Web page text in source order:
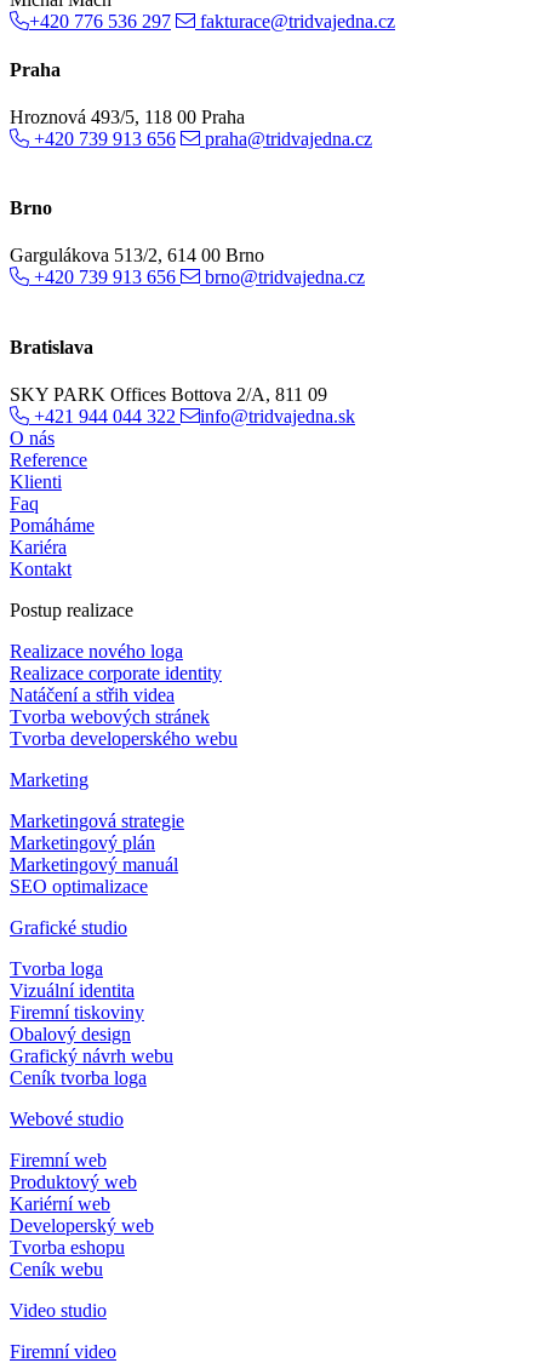
+420 776 536 297
fakturace@tridvajedna.cz
Praha
Hroznová 493/5, 118 00 Praha
+420 739 913 656
praha@tridvajedna.cz
Brno
Gargulákova 513/2, 614 00 Brno
+420 739 913 656
brno@tridvajedna.cz
Bratislava
SKY PARK Offices Bottova 2/A, 811 09
+421 944 044 322
info@tridvajedna.sk
O nás
Reference
Klienti
Faq
Pomáháme
Kariéra
Kontakt
Postup realizace
Realizace nového loga
Realizace corporate identity
Natáčení a střih videa
Tvorba webových stránek
Tvorba developerského webu
Marketing
Marketingová strategie
Marketingový plán
Marketingový manuál
SEO optimalizace
Grafické studio
Tvorba loga
Vizuální identita
Firemní tiskoviny
Obalový design
Grafický návrh webu
Ceník tvorba loga
Webové studio
Firemní web
Produktový web
Kariérní web
Developerský web
Tvorba eshopu
Ceník webu
Video studio
Firemní video